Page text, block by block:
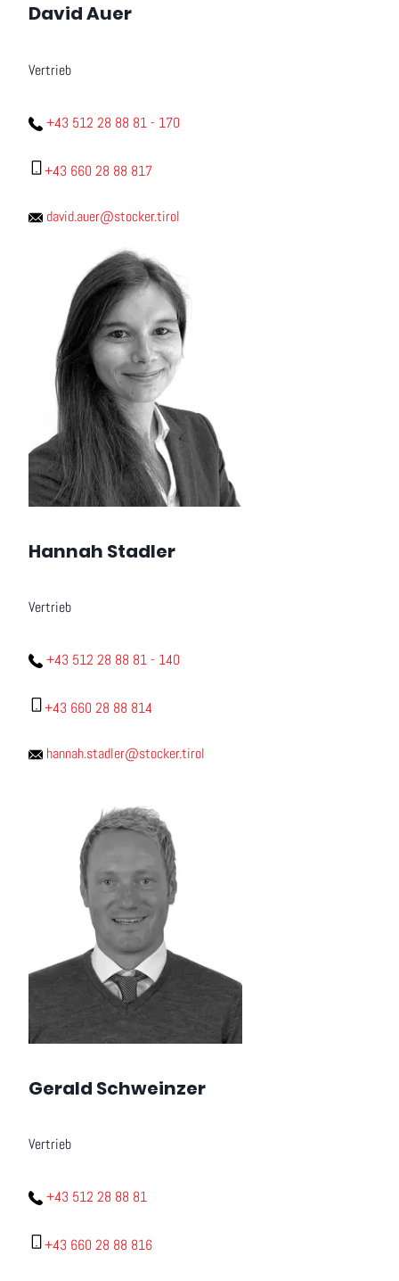
David Auer
Vertrieb
+43 512 28 88 81 - 170
+43 660 28 88 817
david.auer@stocker.tirol
Hannah Stadler
Vertrieb
+43 512 28 88 81 - 140
+43 660 28 88 814
hannah.stadler@stocker.tirol
Gerald Schweinzer
Vertrieb
+43 512 28 88 81
+43 660 28 88 816